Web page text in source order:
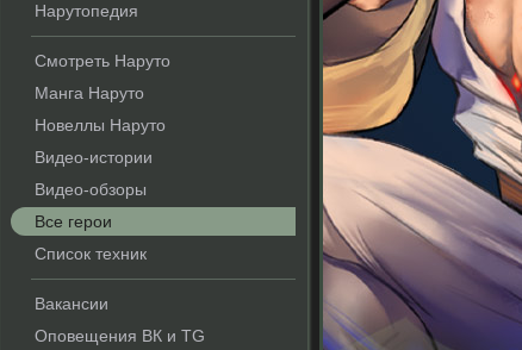
Нарутопедия
Смотреть Наруто
Манга Наруто
Новеллы Наруто
Видео-истории
Видео-обзоры
Все герои
Список техник
Вакансии
Оповещения ВК и TG